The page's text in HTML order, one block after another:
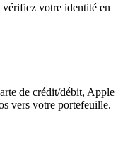
votre identité en
de crédit/débit, Apple
vers votre portefeuille.